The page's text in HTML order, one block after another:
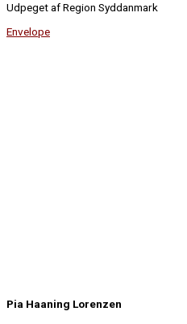
Udpeget af Region Syddanmark
Envelope
Pia Haaning Lorenzen